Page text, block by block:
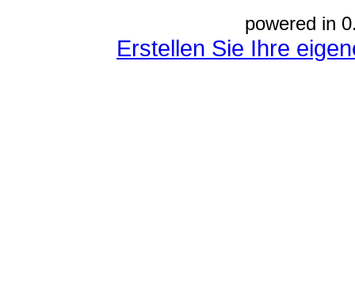
powered in
Erstellen Sie Ihre